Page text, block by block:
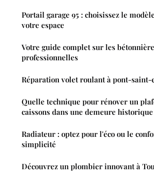
Portail garage 95 : choisissez le
votre espace
Votre guide complet sur les
professionnelles
Réparation volet roulant à pont-
Quelle technique pour rénover un
caissons dans une demeure historique
Radiateur : optez pour l'éco ou le
simplicité
Découvrez un plombier innovant à